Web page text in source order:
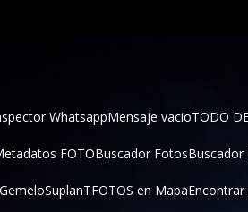
WhatsappMensaje vacioTODO
FOTOBuscador Fotos
SuplanTFOTOS en Mapa